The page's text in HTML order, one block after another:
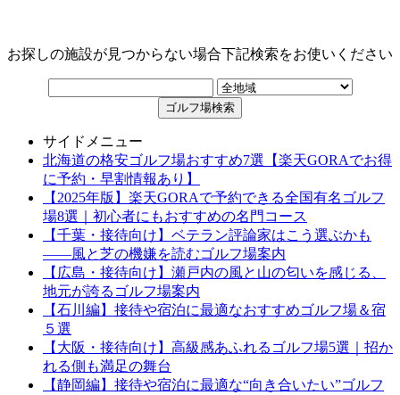
お探しの施設が見つからない場合下記検索をお使いください
サイドメニュー
北海道の格安ゴルフ場おすすめ7選【楽天GORAでお得
に予約・早割情報あり】
【2025年版】楽天GORAで予約できる全国有名ゴルフ
場8選｜初心者にもおすすめの名門コース
【千葉・接待向け】ベテラン評論家はこう選ぶかも
——風と芝の機嫌を読むゴルフ場案内
【広島・接待向け】瀬戸内の風と山の匂いを感じる、
地元が誇るゴルフ場案内
【石川編】接待や宿泊に最適なおすすめゴルフ場＆宿
５選
【大阪・接待向け】高級感あふれるゴルフ場5選｜招か
れる側も満足の舞台
【静岡編】接待や宿泊に最適な“向き合いたい”ゴルフ